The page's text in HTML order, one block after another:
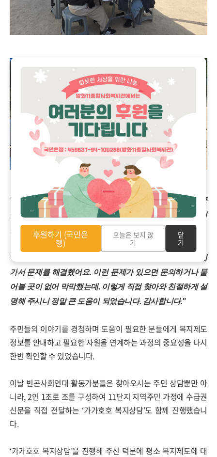
"주거 관련해서 궁금한 점이 많았는데, 오늘 상담 덕분에 궁
금증이 많이 해결되서 기분이 좋아요. 정성껏 상담해 주셔서
감사드려요."
"제가 수급 문제가 있었는데, 상담 이후에 바로 주민센터에
가서 문제를 해결했어요. 이런 문제가 있으면 문의하거나 물
어볼 곳이 없어 막막했는데, 이렇게 직접 찾아와 친절하게 설
명해 주시니 정말 큰 도움이 되었습니다. 감사합니다."
주민들의 이야기를 경청하며 도움이 필요한 분들에게 복지제도
정보를 안내하고 필요한 자원을 연계하는 과정의 중요성을 다시
한번 확인할 수 있었습니다.
이날 빈곤사회연대 활동가분들은 찾아오시는 주민 상담뿐만 아
니라, 2인 1조로 조를 구성하여 11단지 지역주민 가정에 수급권
신문을 직접 전달하는 ‘가가호호 복지상담’도 함께 진행했습니
다.
‘가가호호 복지상담’을 진행해 주신 덕분에 평소 복지제도에 대
후원하기 (국민은
행)
오늘은 보지 않
기
닫
기